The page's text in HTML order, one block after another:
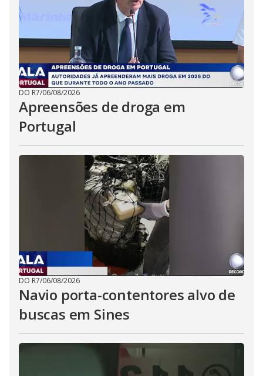
DO R7/06/08/2026
Apreensões de droga em
Portugal
DO R7/06/08/2026
Navio porta-contentores alvo de
buscas em Sines